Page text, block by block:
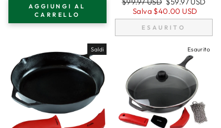
CON MANICI AD
ANELLO DOPPIO,
PADELLA PER
AGGIUNGI AL
CARRELLO
PROFONDO),
MANICI IN
SILICONE,
COPERCHIO IN
regolare
di
vendita
Salva $40.00 USD
ESAURITO
Saldi Esaurito